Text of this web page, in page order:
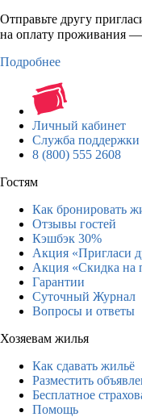
Отправьте другу
на оплату проживания —
Подробнее
Личный кабинет
Служба поддержки
8 (800) 555 2608
Гостям
Как бронировать
Отзывы гостей
Кэшбэк 30%
Акция «Пригласи
Акция «Скидка на
Гарантии
Суточный Журнал
Вопросы и ответы
Хозяевам жилья
Как сдавать жильё
Разместить
Бесплатное
Помощь